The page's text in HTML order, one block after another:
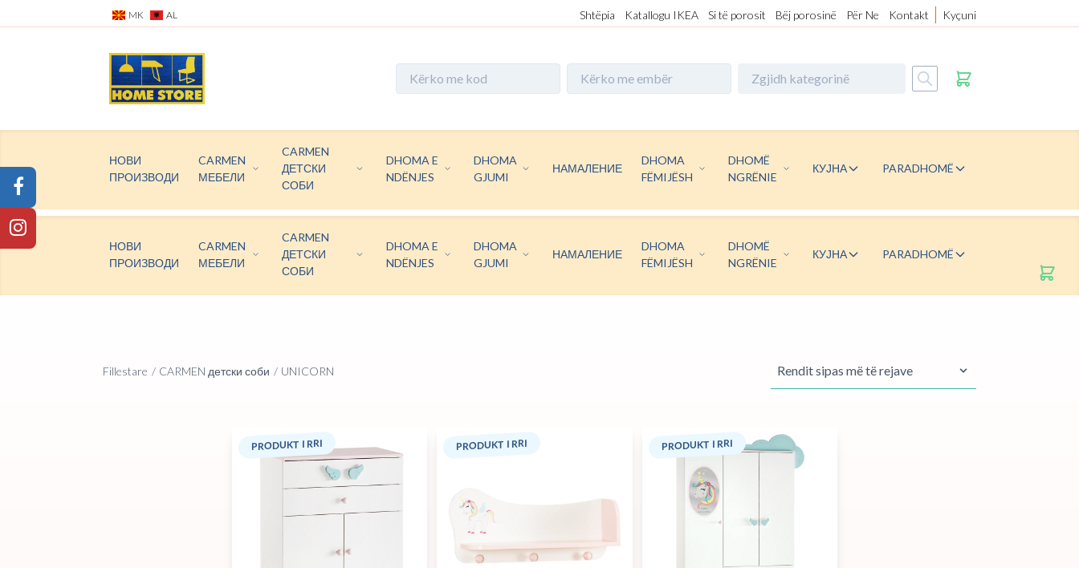
MK AL Shtëpia Katallogu IKEA Si të porosit Bëj porosinë Për Ne Kontakt Kyçuni
НОВИ
ПРОИЗВОДИ
CARMEN
МЕБЕЛИ
CARMEN
ДЕТСКИ
СОБИ
DHOMA E
NDËNJES
DHOMA
GJUMI
НАМАЛЕНИЕ
DHOMA
FËMIJËSH
DHOMË
NGRËNIE
КУЈНА PARADHOMË
НОВИ
ПРОИЗВОДИ
CARMEN
МЕБЕЛИ
CARMEN
ДЕТСКИ
СОБИ
DHOMA E
NDËNJES
DHOMA
GJUMI
НАМАЛЕНИЕ
DHOMA
FËMIJËSH
DHOMË
NGRËNIE
КУЈНА PARADHOMË
Fillestare CARMEN детски соби UNICORN
PRODUKT I RRI PRODUKT I RRI PRODUKT I RRI